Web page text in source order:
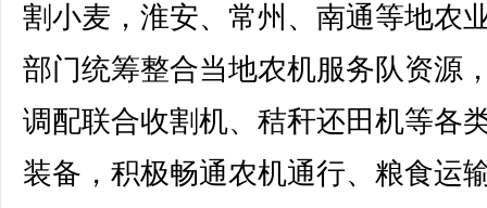
割小麦，淮安、常州、南通等地农
部门统筹整合当地农机服务队资源
调配联合收割机、秸秆还田机等各
装备，积极畅通农机通行、粮食运